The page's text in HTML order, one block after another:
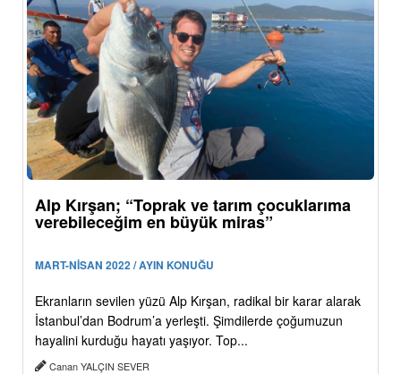
Alp Kırşan; “Toprak ve tarım çocuklarıma
verebileceğim en büyük miras”
MART-NİSAN 2022 / AYIN KONUĞU
Ekranların sevilen yüzü Alp Kırşan, radikal bir karar alarak
İstanbul’dan Bodrum’a yerleşti. Şimdilerde çoğumuzun
hayalini kurduğu hayatı yaşıyor. Top...
Canan YALÇIN SEVER